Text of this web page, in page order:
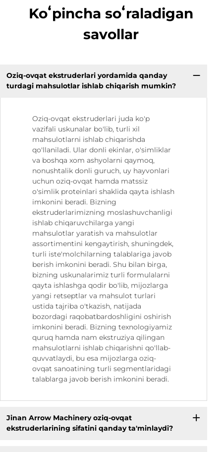
Koʻpincha soʻraladigan
savollar
Oziq-ovqat ekstruderlari yordamida qanday
turdagi mahsulotlar ishlab chiqarish mumkin?
Oziq-ovqat ekstruderlari juda ko'p
vazifali uskunalar bo'lib, turli xil
mahsulotlarni ishlab chiqarishda
qo'llaniladi. Ular donli ekinlar, o'simliklar
va boshqa xom ashyolarni qaymoq,
nonushtalik donli guruch, uy hayvonlari
uchun oziq-ovqat hamda matssiz
o'simlik proteinlari shaklida qayta ishlash
imkonini beradi. Bizning
ekstruderlarimizning moslashuvchanligi
ishlab chiqaruvchilarga yangi
mahsulotlar yaratish va mahsulotlar
assortimentini kengaytirish, shuningdek,
turli iste'molchilarning talablariga javob
berish imkonini beradi. Shu bilan birga,
bizning uskunalarimiz turli formulalarni
qayta ishlashga qodir bo'lib, mijozlarga
yangi retseptlar va mahsulot turlari
ustida tajriba o'tkazish, natijada
bozordagi raqobatbardoshligini oshirish
imkonini beradi. Bizning texnologiyamiz
quruq hamda nam ekstruziya qilingan
mahsulotlarni ishlab chiqarishni qo'llab-
quvvatlaydi, bu esa mijozlarga oziq-
ovqat sanoatining turli segmentlaridagi
talablarga javob berish imkonini beradi.
Jinan Arrow Machinery oziq-ovqat
ekstruderlarining sifatini qanday ta'minlaydi?